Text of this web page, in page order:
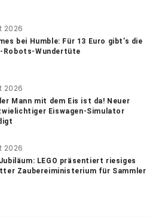
2026
bei Humble: Für 13 Euro gibt’s die
Robots-Wundertüte
2026
Mann mit dem Eis ist da! Neuer
Eiswagen-Simulator
2026
LEGO präsentiert riesiges
Zaubereiministerium für Sammler